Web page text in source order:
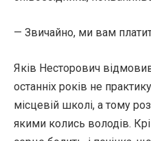
— Звичайно, ми вам
Яків Несторович
останніх років не
місцевій школі, а тому
якими колись володів.